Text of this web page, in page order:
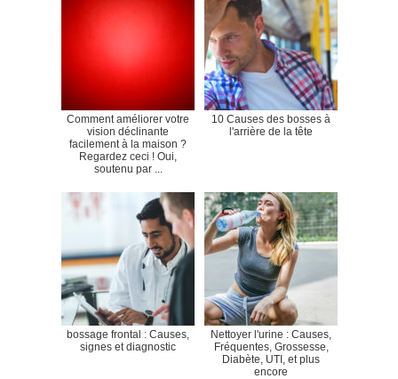
Comment améliorer votre
vision déclinante
facilement à la maison ?
Regardez ceci ! Oui,
soutenu par ...
10 Causes des bosses à
l'arrière de la tête
bossage frontal : Causes,
signes et diagnostic
Nettoyer l'urine : Causes,
Fréquentes, Grossesse,
Diabète, UTI, et plus
encore